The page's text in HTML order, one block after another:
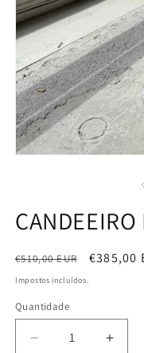
Preço
normal
€510,00 EUR
Preço
€385,00
Impostos incluídos.
Quantidade
Quantidade
Diminuir